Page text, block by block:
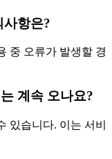
사항은?
중 오류가 발생할 경
계속 오나요?
있습니다. 이는 서비